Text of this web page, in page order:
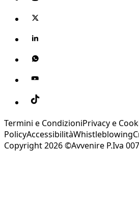
Termini e CondizioniPrivacy e
PolicyAccessibilitàWhistleblowing
Copyright 2026 ©Avvenire P.Iva